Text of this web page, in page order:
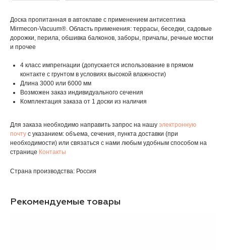
Доска пропитанная в автоклаве с применением антисептика
Mirmecon-Vacuum®. Область применения: террасы, беседки, садовые
дорожки, перила, обшивка балконов, заборы, причалы, речные мостки
и прочее
4 класс импрегнации (допускается использование в прямом
контакте с грунтом в условиях высокой влажности)
Длина 3000 или 6000 мм
Возможен заказ индивидуального сечения
Комплектация заказа от 1 доски из наличия
Для заказа необходимо направить запрос на нашу электронную
почту с указанием: объема, сечения, пункта доставки (при
необходимости) или связаться с нами любым удобным способом на
странице Контакты
Страна производства: Россия
Рекомендуемые товары